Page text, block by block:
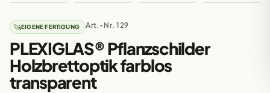
EIGENE FERTIGUNG Art.-Nr. 129
PLEXIGLAS® Pflanzschilder
Holzbrettoptik farblos
transparent